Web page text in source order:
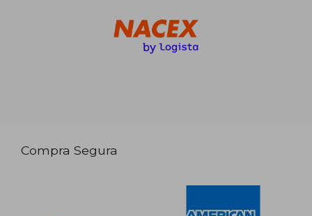
Compra Segura